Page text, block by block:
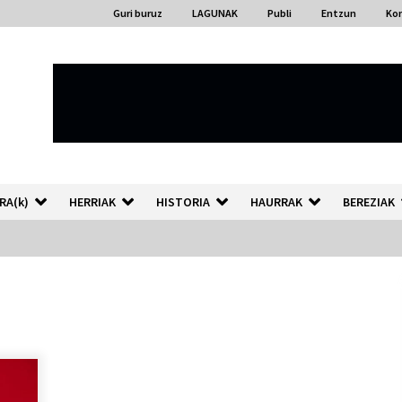
Guri buruz LAGUNAK Publi Entzun
HERRIAK HISTORIA HAURRAK BEREZIAK